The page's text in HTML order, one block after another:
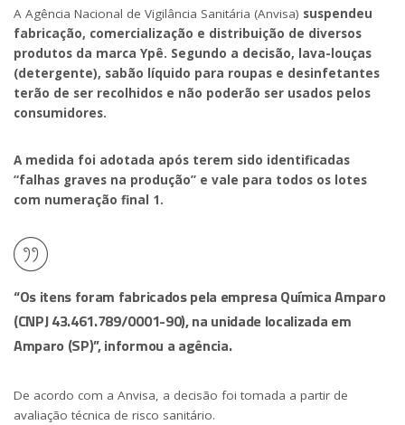
A Agência Nacional de Vigilância Sanitária (Anvisa) suspendeu
fabricação, comercialização e distribuição de diversos
produtos da marca Ypê. Segundo a decisão, lava-louças
(detergente), sabão líquido para roupas e desinfetantes
terão de ser recolhidos e não poderão ser usados pelos
consumidores.
A medida foi adotada após terem sido identificadas
“falhas graves na produção” e vale para todos os lotes
com numeração final 1.
“Os itens foram fabricados pela empresa Química Amparo
(CNPJ 43.461.789/0001-90), na unidade localizada em
Amparo (SP)”, informou a agência.
De acordo com a Anvisa, a decisão foi tomada a partir de
avaliação técnica de risco sanitário.